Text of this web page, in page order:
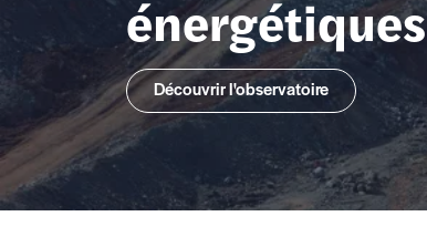
énergétiques
Découvrir l'observatoire